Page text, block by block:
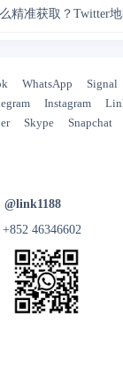
精准获取？Twitter
WhatsApp Signal
Instagram
Skype Snapchat
@link1188
46346602